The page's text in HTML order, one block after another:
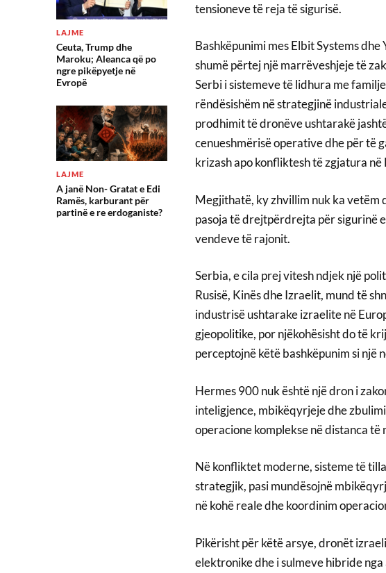
LAJME
Ceuta, Trump dhe
Maroku; Aleanca që po
ngre pikëpyetje në
Evropë
LAJME
A janë Non- Gratat e Edi
Ramës, karburant për
partinë e re erdoganiste?
tensioneve të reja të sigurisë.
Bashkëpunimi mes Elbit Systems
shumë përtej një marrëveshjeje të
Serbi i sistemeve të lidhura me
rëndësishëm në strategjinë
prodhimit të dronëve ushtarakë
cenueshmërisë operative dhe për të
krizash apo konfliktesh të zgjatura në
Megjithatë, ky zhvillim nuk ka vetëm
pasoja të drejtpërdrejta për sigurinë
vendeve të rajonit.
Serbia, e cila prej vitesh ndjek një
Rusisë, Kinës dhe Izraelit, mund të
industrisë ushtarake izraelite në
gjeopolitike, por njëkohësisht do të
perceptojnë këtë bashkëpunim si një
Hermes 900 nuk është një dron i
inteligjence, mbikëqyrjeje dhe
operacione komplekse në distanca të
Në konfliktet moderne, sisteme të
strategjik, pasi mundësojnë
në kohë reale dhe koordinim
Pikërisht për këtë arsye, dronët
elektronike dhe i sulmeve hibride